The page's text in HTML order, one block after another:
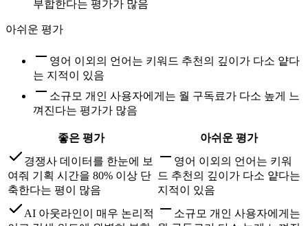
부합한다는 평가가 많음
아쉬운 평가
영어 이외의 언어는 키워드 추천의 깊이가 다소 얕다
는 지적이 있음
소규모 개인 사용자에게는 월 구독료가 다소 높게 느
껴진다는 평가가 많음
좋은 평가
아쉬운 평가
경쟁사 데이터를 한눈에 보
여줘 기획 시간을 80% 이상 단
축한다는 평이 많음
영어 이외의 언어는 키워
드 추천의 깊이가 다소 얕다는
지적이 있음
AI 아웃라인이 매우 논리적
소규모 개인 사용자에게는